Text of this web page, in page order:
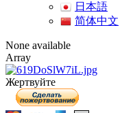
日本語
简体中文
None available
Array
Жертвуйте